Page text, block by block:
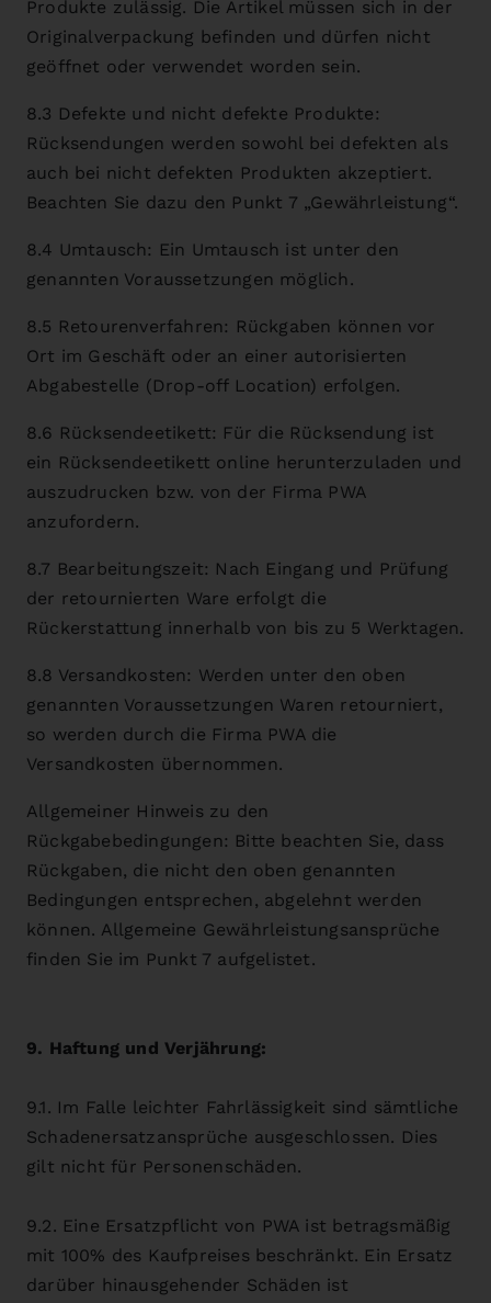
Produkte zulässig. Die Artikel müssen sich in der
Originalverpackung befinden und dürfen nicht
geöffnet oder verwendet worden sein.
8.3 Defekte und nicht defekte Produkte:
Rücksendungen werden sowohl bei defekten als
auch bei nicht defekten Produkten akzeptiert.
Beachten Sie dazu den Punkt 7 „Gewährleistung“.
8.4 Umtausch: Ein Umtausch ist unter den
genannten Voraussetzungen möglich.
8.5 Retourenverfahren: Rückgaben können vor
Ort im Geschäft oder an einer autorisierten
Abgabestelle (Drop-off Location) erfolgen.
8.6 Rücksendeetikett: Für die Rücksendung ist
ein Rücksendeetikett online herunterzuladen und
auszudrucken bzw. von der Firma PWA
anzufordern.
8.7 Bearbeitungszeit: Nach Eingang und Prüfung
der retournierten Ware erfolgt die
Rückerstattung innerhalb von bis zu 5 Werktagen.
8.8 Versandkosten: Werden unter den oben
genannten Voraussetzungen Waren retourniert,
so werden durch die Firma PWA die
Versandkosten übernommen.
Allgemeiner Hinweis zu den
Rückgabebedingungen: Bitte beachten Sie, dass
Rückgaben, die nicht den oben genannten
Bedingungen entsprechen, abgelehnt werden
können. Allgemeine Gewährleistungsansprüche
finden Sie im Punkt 7 aufgelistet.
9. Haftung und Verjährung:
9.1. Im Falle leichter Fahrlässigkeit sind sämtliche
Schadenersatzansprüche ausgeschlossen. Dies
gilt nicht für Personenschäden.
9.2. Eine Ersatzpflicht von PWA ist betragsmäßig
mit 100% des Kaufpreises beschränkt. Ein Ersatz
darüber hinausgehender Schäden ist